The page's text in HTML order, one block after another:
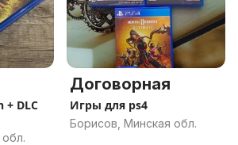
+ DLC
Договорная
Игры для ps4
Борисов, Минская обл.